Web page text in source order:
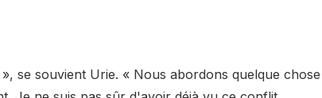
se souvient Urie. « Nous abordons quelque chose